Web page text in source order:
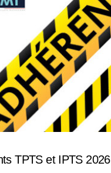
TPTS et IPTS 2026